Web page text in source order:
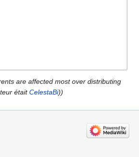
are affected most over distributing
étaitCelestaBi))